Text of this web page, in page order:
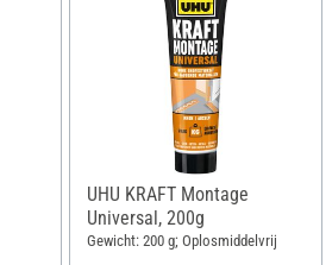
UHU KRAFT Montage
Universal, 200g
Gewicht: 200 g; Oplosmiddelvrij